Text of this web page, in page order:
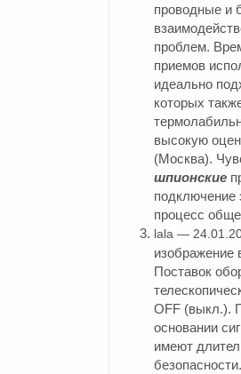
проводные и
проблем.
приемов
идеально
которых
высокую
(Москва).
шпионские
подключение
процесс
lala —
изображение
Поставок
OFF (выкл.).
основании
имеют